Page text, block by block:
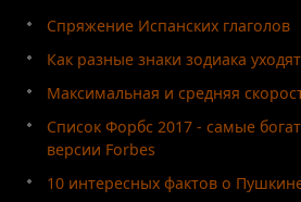
Спряжение Испанских глаголов
Как разные знаки зодиака
Максимальная и средняя
Список Форбс 2017 - самые
версии Forbes
10 интересных фактов о